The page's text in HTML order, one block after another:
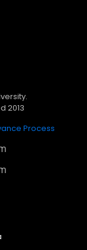
2013
Process